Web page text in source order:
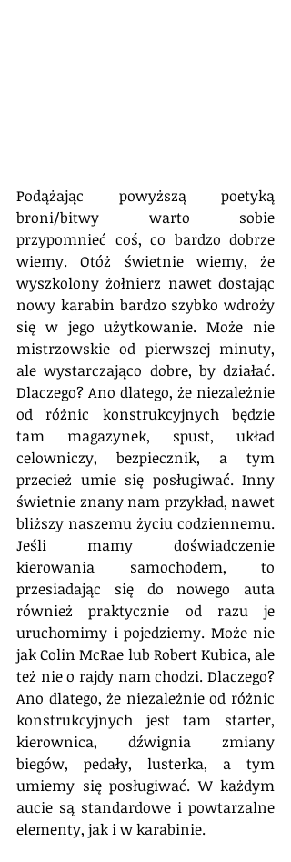
Podążając powyższą poetyką
broni/bitwy warto sobie
przypomnieć coś, co bardzo dobrze
wiemy. Otóż świetnie wiemy, że
wyszkolony żołnierz nawet dostając
nowy karabin bardzo szybko wdroży
się w jego użytkowanie. Może nie
mistrzowskie od pierwszej minuty,
ale wystarczająco dobre, by działać.
Dlaczego? Ano dlatego, że niezależnie
od różnic konstrukcyjnych będzie
tam magazynek, spust, układ
celowniczy, bezpiecznik, a tym
przecież umie się posługiwać. Inny
świetnie znany nam przykład, nawet
bliższy naszemu życiu codziennemu.
Jeśli mamy doświadczenie
kierowania samochodem, to
przesiadając się do nowego auta
również praktycznie od razu je
uruchomimy i pojedziemy. Może nie
jak Colin McRae lub Robert Kubica, ale
też nie o rajdy nam chodzi. Dlaczego?
Ano dlatego, że niezależnie od różnic
konstrukcyjnych jest tam starter,
kierownica, dźwignia zmiany
biegów, pedały, lusterka, a tym
umiemy się posługiwać. W każdym
aucie są standardowe i powtarzalne
elementy, jak i w karabinie.